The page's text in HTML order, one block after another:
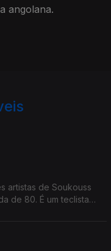
angolana.
artistas de Soukouss
de 80. É um teclista